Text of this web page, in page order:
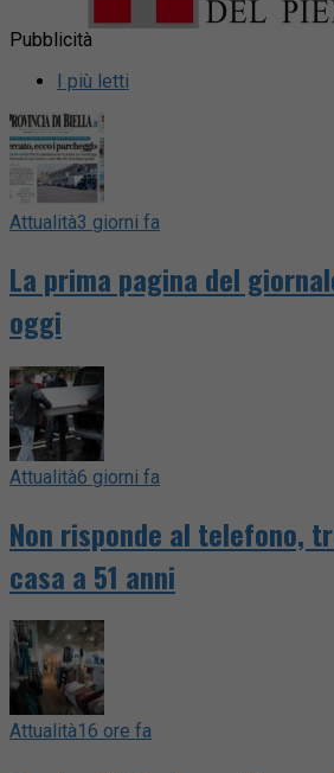
Pubblicità
I più letti
Attualità3 giorni fa
La prima pagina del
oggi
Attualità6 giorni fa
Non risponde al telefono,
casa a 51 anni
Attualità16 ore fa